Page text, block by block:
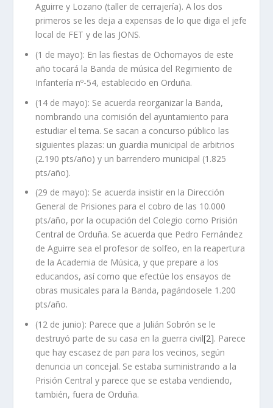
Aguirre y Lozano (taller de cerrajería). A los dos
primeros se les deja a expensas de lo que diga el jefe
local de FET y de las JONS.
(1 de mayo): En las fiestas de Ochomayos de este
año tocará la Banda de música del Regimiento de
Infantería nº-54, establecido en Orduña.
(14 de mayo): Se acuerda reorganizar la Banda,
nombrando una comisión del ayuntamiento para
estudiar el tema. Se sacan a concurso público las
siguientes plazas: un guardia municipal de arbitrios
(2.190 pts/año) y un barrendero municipal (1.825
pts/año).
(29 de mayo): Se acuerda insistir en la Dirección
General de Prisiones para el cobro de las 10.000
pts/año, por la ocupación del Colegio como Prisión
Central de Orduña. Se acuerda que Pedro Fernández
de Aguirre sea el profesor de solfeo, en la reapertura
de la Academia de Música, y que prepare a los
educandos, así como que efectúe los ensayos de
obras musicales para la Banda, pagándosele 1.200
pts/año.
(12 de junio): Parece que a Julián Sobrón se le
destruyó parte de su casa en la guerra civil[2]. Parece
que hay escasez de pan para los vecinos, según
denuncia un concejal. Se estaba suministrando a la
Prisión Central y parece que se estaba vendiendo,
también, fuera de Orduña.